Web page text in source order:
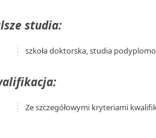
studia:
szkoła doktorska, studia
Ze szczegółowymi kryteriami